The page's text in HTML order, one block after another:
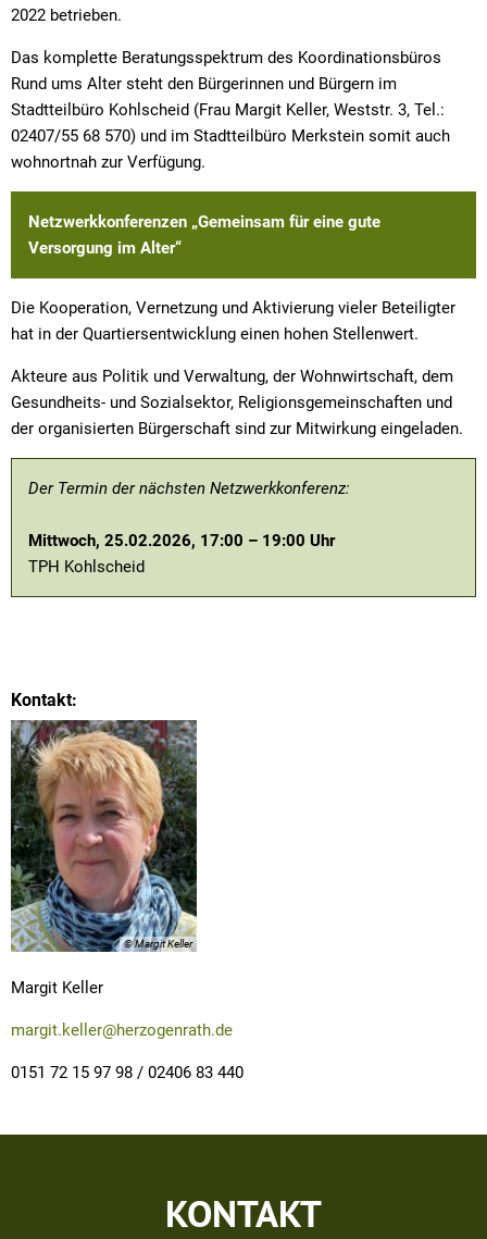
2022 betrieben.
Das komplette Beratungsspektrum des Koordinationsbüros
Rund ums Alter steht den Bürgerinnen und Bürgern im
Stadtteilbüro Kohlscheid (Frau Margit Keller, Weststr. 3, Tel.:
02407/55 68 570) und im Stadtteilbüro Merkstein somit auch
wohnortnah zur Verfügung.
Netzwerkkonferenzen „Gemeinsam für eine gute
Versorgung im Alter“
Die Kooperation, Vernetzung und Aktivierung vieler Beteiligter
hat in der Quartiersentwicklung einen hohen Stellenwert.
Akteure aus Politik und Verwaltung, der Wohnwirtschaft, dem
Gesundheits- und Sozialsektor, Religionsgemeinschaften und
der organisierten Bürgerschaft sind zur Mitwirkung eingeladen.
Der Termin der nächsten Netzwerkkonferenz:
Mittwoch, 25.02.2026, 17:00 – 19:00 Uhr
TPH Kohlscheid
Kontakt:
© Margit Keller
Margit Keller
margit.keller@herzogenrath.de
0151 72 15 97 98 / 02406 83 440
KONTAKT